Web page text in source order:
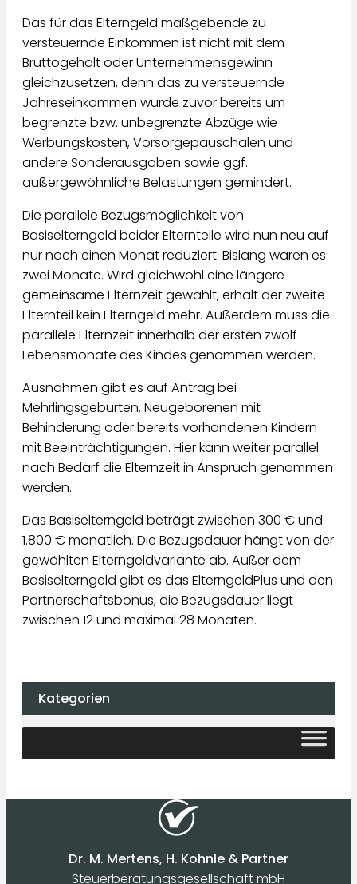
Das für das Elterngeld maßgebende zu
versteuernde Einkommen ist nicht mit dem
Bruttogehalt oder Unternehmensgewinn
gleichzusetzen, denn das zu versteuernde
Jahreseinkommen wurde zuvor bereits um
begrenzte bzw. unbegrenzte Abzüge wie
Werbungskosten, Vorsorgepauschalen und
andere Sonderausgaben sowie ggf.
außergewöhnliche Belastungen gemindert.
Die parallele Bezugsmöglichkeit von
Basiselterngeld beider Elternteile wird nun neu auf
nur noch einen Monat reduziert. Bislang waren es
zwei Monate. Wird gleichwohl eine längere
gemeinsame Elternzeit gewählt, erhält der zweite
Elternteil kein Elterngeld mehr. Außerdem muss die
parallele Elternzeit innerhalb der ersten zwölf
Lebensmonate des Kindes genommen werden.
Ausnahmen gibt es auf Antrag bei
Mehrlingsgeburten, Neugeborenen mit
Behinderung oder bereits vorhandenen Kindern
mit Beeinträchtigungen. Hier kann weiter parallel
nach Bedarf die Elternzeit in Anspruch genommen
werden.
Das Basiselterngeld beträgt zwischen 300 € und
1.800 € monatlich. Die Bezugsdauer hängt von der
gewählten Elterngeldvariante ab. Außer dem
Basiselterngeld gibt es das ElterngeldPlus und den
Partnerschaftsbonus, die Bezugsdauer liegt
zwischen 12 und maximal 28 Monaten.
Kategorien
Dr. M. Mertens, H. Kohnle & Partner
Steuerberatungsgesellschaft mbH